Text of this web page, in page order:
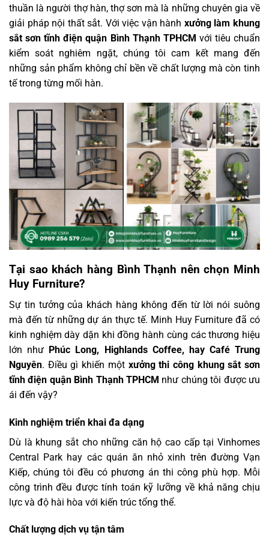
thuần là người thợ hàn, thợ sơn mà là những chuyên gia về
giải pháp nội thất sắt. Với việc vận hành xưởng làm khung
sắt sơn tĩnh điện quận Bình Thạnh TPHCM với tiêu chuẩn
kiểm soát nghiêm ngặt, chúng tôi cam kết mang đến
những sản phẩm không chỉ bền về chất lượng mà còn tinh
tế trong từng mối hàn.
Tại sao khách hàng Bình Thạnh nên chọn Minh
Huy Furniture?
Sự tin tưởng của khách hàng không đến từ lời nói suông
mà đến từ những dự án thực tế. Minh Huy Furniture đã có
kinh nghiệm dày dặn khi đồng hành cùng các thương hiệu
lớn như Phúc Long, Highlands Coffee, hay Café Trung
Nguyên. Điều gì khiến một xưởng thi công khung sắt sơn
tĩnh điện quận Bình Thạnh TPHCM như chúng tôi được ưu
ái đến vậy?
Kinh nghiệm triển khai đa dạng
Dù là khung sắt cho những căn hộ cao cấp tại Vinhomes
Central Park hay các quán ăn nhỏ xinh trên đường Vạn
Kiếp, chúng tôi đều có phương án thi công phù hợp. Mỗi
công trình đều được tính toán kỹ lưỡng về khả năng chịu
lực và độ hài hòa với kiến trúc tổng thể.
Chất lượng dịch vụ tận tâm